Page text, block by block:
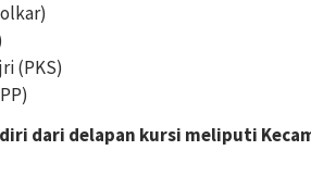
(PKS)
dari delapan kursi meliputi